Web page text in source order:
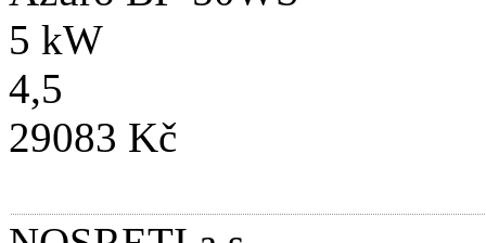
5 kW
4,5
29083 Kč